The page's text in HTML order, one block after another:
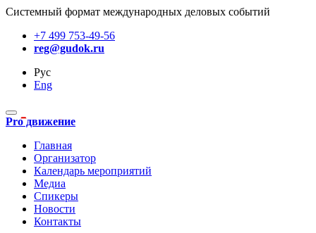
Системный формат международных деловых событий
+7 499 753-49-56
reg@gudok.ru
Рус
Eng
Pro движение
Главная
Организатор
Календарь мероприятий
Медиа
Спикеры
Новости
Контакты